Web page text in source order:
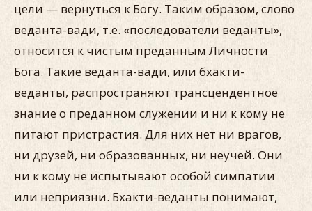
цели — вернуться к Богу. Таким образом, слово
веданта-вади, т.е. «последователи веданты»,
относится к чистым преданным Личности
Бога. Такие веданта-вади, или бхакти-
веданты, распространяют трансцендентное
знание о преданном служении и ни к кому не
питают пристрастия. Для них нет ни врагов,
ни друзей, ни образованных, ни неучей. Они
ни к кому не испытывают особой симпатии
или неприязни. Бхакти-веданты понимают,